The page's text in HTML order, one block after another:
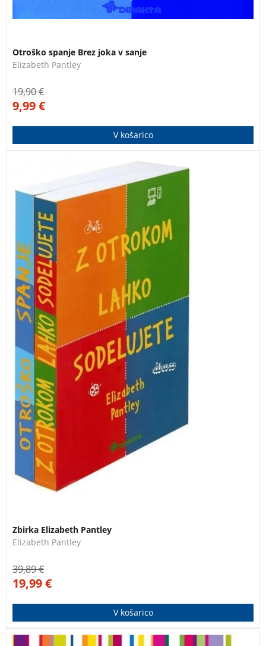
Otroško spanje Brez joka v sanje
Elizabeth Pantley
19,90€
9,99€
V košarico
Zbirka dveh temeljnih vzgojnih priročnikov priznane
avtorice Elizabeth Pantley je odlična literatura za
mlade starše.
Zbirka Elizabeth Pantley
Elizabeth Pantley
39,89€
19,99€
V košarico